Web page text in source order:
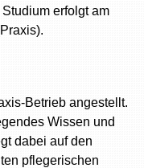
erfolgt am
Betrieb angestellt.
Wissen und
dabei auf den
pflegerischen